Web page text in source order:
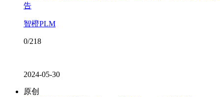
告
智橙PLM
0/218
2024-05-30
原创